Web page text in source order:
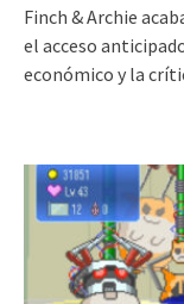
Finch & Archie
el acceso
económico y la